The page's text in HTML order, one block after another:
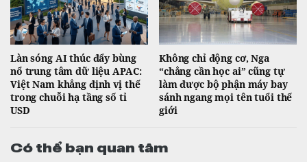
Làn sóng AI thúc đẩy bùng
nổ trung tâm dữ liệu APAC:
Việt Nam khẳng định vị thế
trong chuỗi hạ tầng số tỉ
USD
Không chỉ động cơ, Nga
“chẳng cần học ai” cũng tự
làm được bộ phận máy bay
sánh ngang mọi tên tuổi thế
giới
Có thể bạn quan tâm